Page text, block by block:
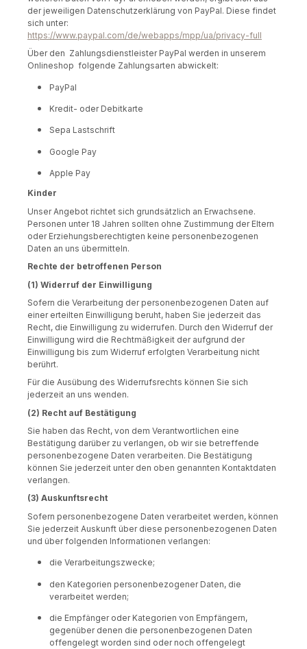
der jeweiligen Datenschutzerklärung von PayPal. Diese findet
sich unter:
https://www.paypal.com/de/webapps/mpp/ua/privacy-full
Über den Zahlungsdienstleister PayPal werden in unserem
Onlineshop folgende Zahlungsarten abwickelt:
PayPal
Kredit- oder Debitkarte
Sepa Lastschrift
Google Pay
Apple Pay
Kinder
Unser Angebot richtet sich grundsätzlich an Erwachsene.
Personen unter 18 Jahren sollten ohne Zustimmung der Eltern
oder Erziehungsberechtigten keine personenbezogenen
Daten an uns übermitteln.
Rechte der betroffenen Person
(1) Widerruf der Einwilligung
Sofern die Verarbeitung der personenbezogenen Daten auf
einer erteilten Einwilligung beruht, haben Sie jederzeit das
Recht, die Einwilligung zu widerrufen. Durch den Widerruf der
Einwilligung wird die Rechtmäßigkeit der aufgrund der
Einwilligung bis zum Widerruf erfolgten Verarbeitung nicht
berührt.
Für die Ausübung des Widerrufsrechts können Sie sich
jederzeit an uns wenden.
(2) Recht auf Bestätigung
Sie haben das Recht, von dem Verantwortlichen eine
Bestätigung darüber zu verlangen, ob wir sie betreffende
personenbezogene Daten verarbeiten. Die Bestätigung
können Sie jederzeit unter den oben genannten Kontaktdaten
verlangen.
(3) Auskunftsrecht
Sofern personenbezogene Daten verarbeitet werden, können
Sie jederzeit Auskunft über diese personenbezogenen Daten
und über folgenden Informationen verlangen:
die Verarbeitungszwecke;
den Kategorien personenbezogener Daten, die
verarbeitet werden;
die Empfänger oder Kategorien von Empfängern,
gegenüber denen die personenbezogenen Daten
offengelegt worden sind oder noch offengelegt